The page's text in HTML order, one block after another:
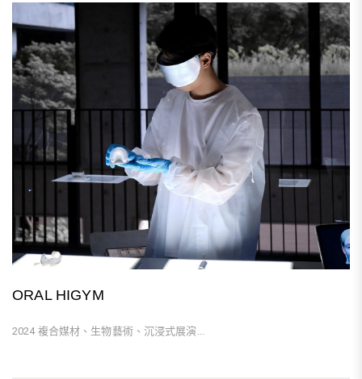
ORAL HIGYM
2024 複合媒材、生物藝術、沉浸式展演...